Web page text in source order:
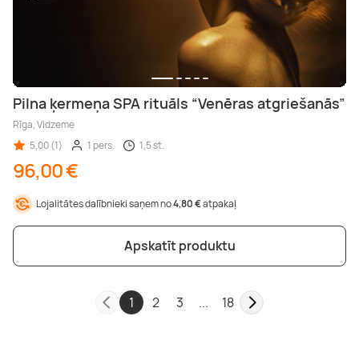
Pilna ķermeņa SPA rituāls “Venēras atgriešanās”
Rīga, Vidzeme
5,00 (1)
1 pers. 1,5 st.
96,00 €
Lojalitātes dalībnieki saņem no4,80 €atpakaļ
Apskatīt produktu
1 2 3 ... 18